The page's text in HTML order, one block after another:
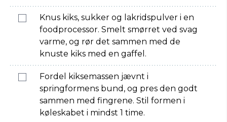
Knus kiks, sukker og lakridspulver i en
foodprocessor. Smelt smørret ved svag
varme, og rør det sammen med de
knuste kiks med en gaffel.
Fordel kiksemassen jævnt i
springformens bund, og pres den godt
sammen med fingrene. Stil formen i
køleskabet i mindst 1 time.